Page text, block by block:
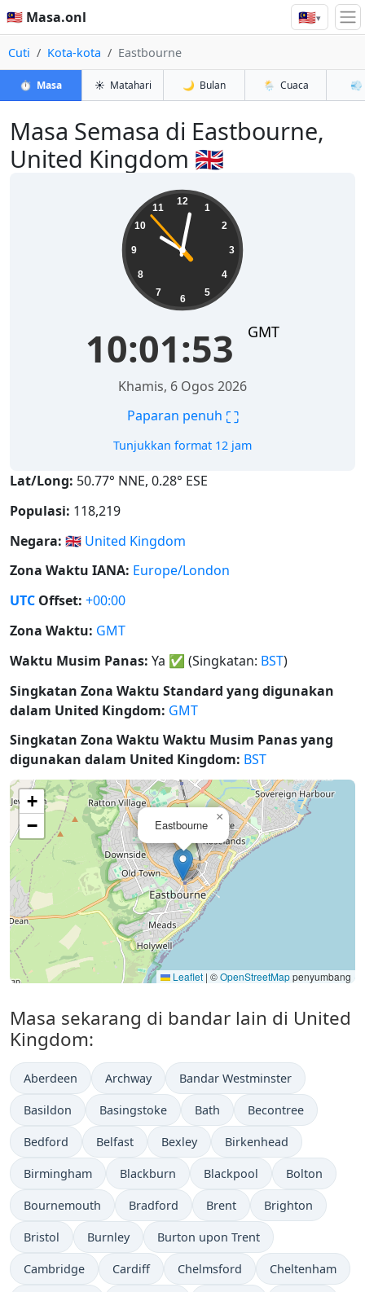
🇲🇾 Masa.onl 🇲🇾▾
Cuti Kota-kota Eastbourne
⏱️ Masa ☀️ Matahari 🌙 Bulan 🌦️ Cuaca 💨
Masa Semasa di Eastbourne,
United Kingdom 🇬🇧
12
1
2
3
4
5
6
7
8
9
10
11
10:01:53 GMT
Khamis, 6 Ogos 2026
Paparan penuh ⛶
Tunjukkan format 12 jam
Lat/Long: 50.77° NNE, 0.28° ESE
Populasi: 118,219
Negara: 🇬🇧 United Kingdom
Zona Waktu IANA: Europe/London
UTC Offset: +00:00
Zona Waktu: GMT
Waktu Musim Panas: Ya ✅ (Singkatan: BST)
Singkatan Zona Waktu Standard yang digunakan
dalam United Kingdom: GMT
Singkatan Zona Waktu Waktu Musim Panas yang
digunakan dalam United Kingdom: BST
Eastbourne
×
+
−
Leaflet | ©OpenStreetMappenyumbang
Masa sekarang di bandar lain di United
Kingdom:
Aberdeen Archway Bandar Westminster
Basildon Basingstoke Bath Becontree
Bedford Belfast Bexley Birkenhead
Birmingham Blackburn Blackpool Bolton
Bournemouth Bradford Brent Brighton
Bristol Burnley Burton upon Trent
Cambridge Cardiff Chelmsford Cheltenham